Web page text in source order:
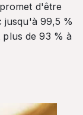
d'être
jusqu'à 99,5 %
de 93 % à